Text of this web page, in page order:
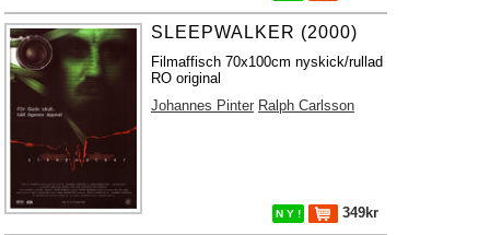
SLEEPWALKER (2000)
Filmaffisch 70x100cm nyskick/rullad
RO original
Johannes Pinter Ralph Carlsson
N Y ! 349kr